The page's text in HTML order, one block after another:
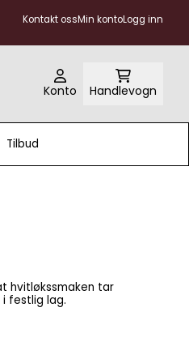
Kontakt ossMin kontoLogg inn
Konto Handlevogn
Tilbud
i festlig lag.